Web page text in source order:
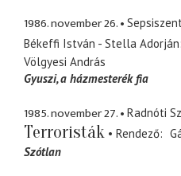
1986. november 26.
Békeffi István - Stella Adorján
Völgyesi András
Gyuszi a házmesterék fia
1985. november 27. Radnóti
Terroristák Rendező
Szótlan